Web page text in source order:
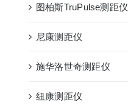
图柏斯TruPulse测距仪
尼康测距仪
施华洛世奇测距仪
纽康测距仪